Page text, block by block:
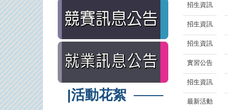
|活動花絮 ───
招生資訊
招生資訊
招生資訊
實習公告
招生資訊
最新活動